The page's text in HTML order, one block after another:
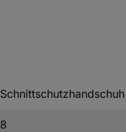
Schnittschutzhandschuh
8